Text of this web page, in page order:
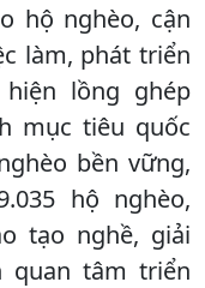
hộ nghèo, cận
làm, phát triển
lồng ghép
mục tiêu quốc
bền vững,
hộ nghèo,
tạo nghề, giải
quan tâm triển